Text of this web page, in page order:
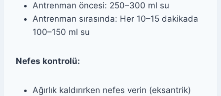
Antrenman öncesi: 250–300 ml su
Antrenman sırasında: Her 10–15 dakikada
100–150 ml su
Nefes kontrolü:
Ağırlık kaldırırken nefes verin (eksantrik)